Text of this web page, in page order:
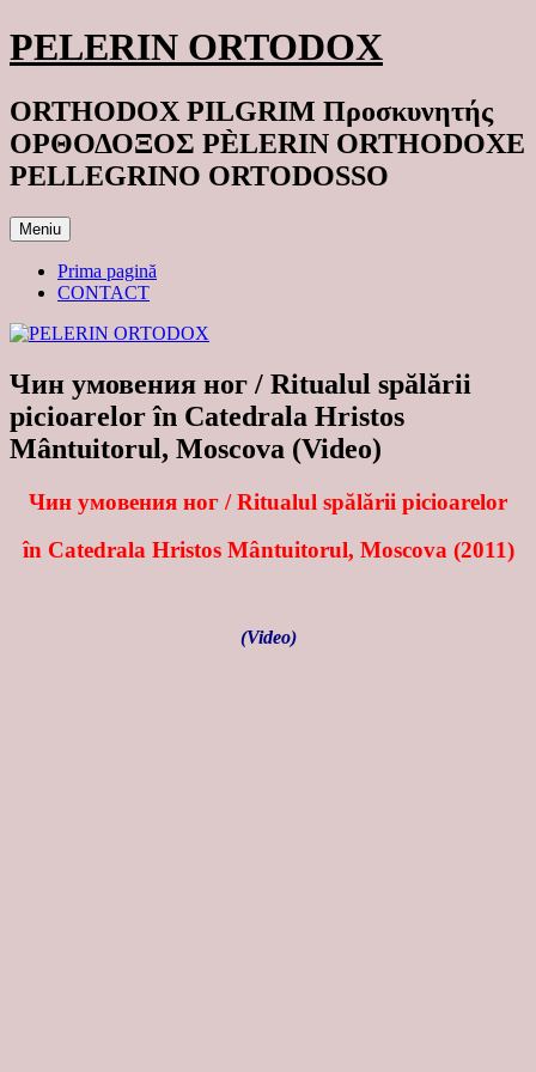
Sari
la
PELERIN ORTODOX
ORTHODOX PILGRIM Προσκυνητής
ΟΡΘΟΔΟΞΟΣ PÈLERIN ORTHODOXE
PELLEGRINO ORTODOSSO
Meniu
Prima pagină
CONTACT
Чин умовения ног / Ritualul spălării
picioarelor în Catedrala Hristos
Mântuitorul, Moscova (Video)
Чин умовения ног / Ritualul spălării picioarelor
în Catedrala Hristos Mântuitorul, Moscova (2011)
(Video)